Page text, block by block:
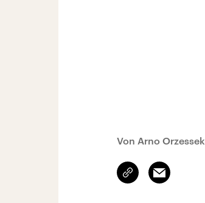
Von Arno Orzessek
Link
kopieren/teilen
Email